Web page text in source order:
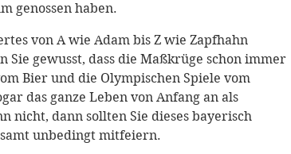
genossen haben.
von A wie Adam bis Z wie Zapfhahn
Sie gewusst, dass die Maßkrüge schon immer
Bier und die Olympischen Spiele vom
das ganze Leben von Anfang an als
nicht, dann sollten Sie dieses bayerisch
unbedingt mitfeiern.